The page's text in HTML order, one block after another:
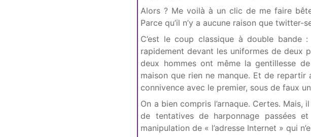
Alors ? Me voilà à un clic de me faire
Parce qu’il n’y a aucune raison que
C’est le coup classique à double
rapidement devant les uniformes de deux
deux hommes ont même la gentillesse
maison que rien ne manque. Et de repartir
connivence avec le premier, sous de faux
On a bien compris l’arnaque. Certes.
de tentatives de harponnage passées
manipulation de « l’adresse Internet » qui